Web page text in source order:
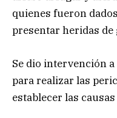
quienes fueron
presentar heridas de
Se dio intervención
para realizar las
establecer las